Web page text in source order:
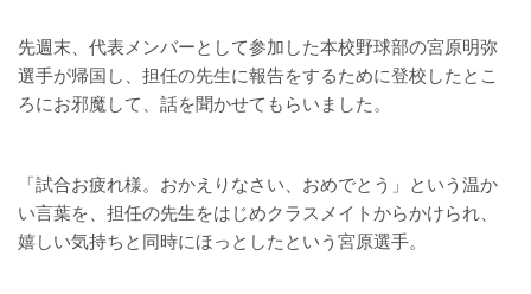
先週末、代表メンバーとして参加した本校野球部の宮原明弥
選手が帰国し、担任の先生に報告をするために登校したとこ
ろにお邪魔して、話を聞かせてもらいました。
「試合お疲れ様。おかえりなさい、おめでとう」という温か
い言葉を、担任の先生をはじめクラスメイトからかけられ、
嬉しい気持ちと同時にほっとしたという宮原選手。